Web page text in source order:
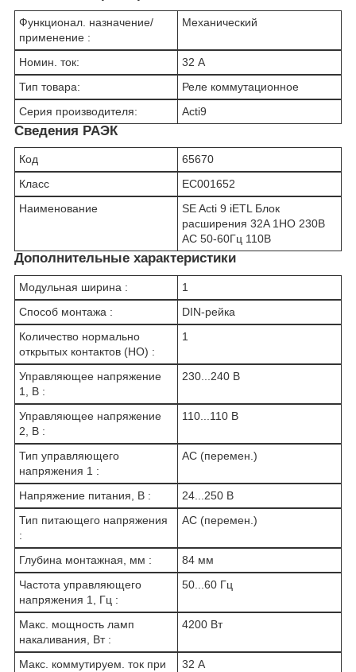
Функционал. назначение/
применение :
Механический
Номин. ток:
32 А
Тип товара:
Реле коммутационное
Серия производителя:
Acti9
Сведения РАЭК
Код
65670
Класс
EC001652
Наименование
SE Acti 9 iETL Блок
расширения 32A 1НО 230В
АС 50-60Гц 110В
Дополнительные характеристики
Модульная ширина :
1
Способ монтажа :
DIN-рейка
Количество нормально
открытых контактов (НО) :
1
Управляющее напряжение
1, В :
230...240 В
Управляющее напряжение
2, В :
110...110 В
Тип управляющего
напряжения 1 :
AC (перемен.)
Напряжение питания, В :
24...250 В
Тип питающего напряжения
:
AC (перемен.)
Глубина монтажная, мм :
84 мм
Частота управляющего
напряжения 1, Гц :
50...60 Гц
Макс. мощность ламп
накаливания, Вт :
4200 Вт
Макс. коммутируем. ток при
32 А